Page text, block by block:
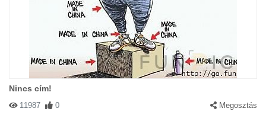
Nincs cím!
11987 0 Megosztás